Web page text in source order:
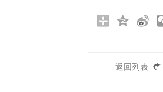
返回列表